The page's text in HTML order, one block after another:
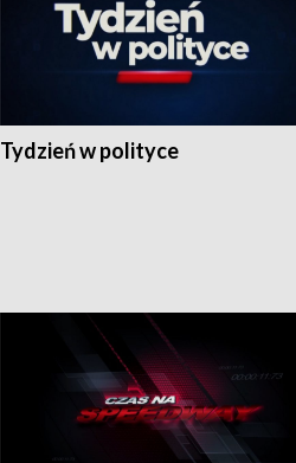
Tydzień w polityce